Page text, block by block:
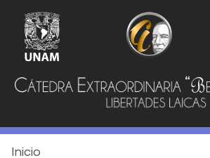
navigation
Inicio